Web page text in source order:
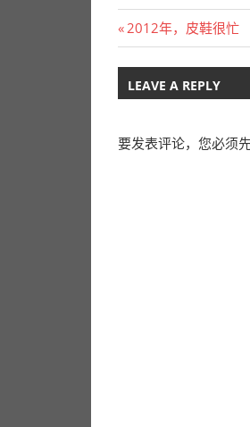
文
章
导
航
Previous
Post:
2012年，皮鞋很忙
LEAVE A REPLY
要发表评论，您必须先